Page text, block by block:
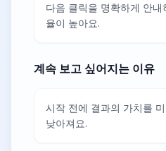
다음 클릭을 명확하게 안
율이 높아요.
계속 보고 싶어지는 이유
시작 전에 결과의 가치를
낮아져요.